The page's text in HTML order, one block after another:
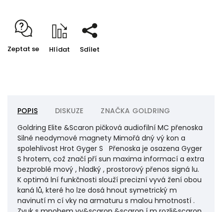
Zeptat se Hlídat Sdílet
POPIS DISKUZE ZNAČKA GOLDRING
Goldring Elite &Scaron pičková audiofilní MC přenoska
Silné neodymové magnety Mimořá dný vý kon a
spolehlivost Hrot Gyger S Přenoska je osazena Gyger
S hrotem, což značí pří sun maxima informací a extra
bezproblé mový , hladký , prostorový přenos signá lu.
K optimá lní funkčnosti slouží precizní vyvá žení obou
kaná lů, které ho lze dosá hnout symetrický m
navinutí m cí vky na armaturu s malou hmotností .